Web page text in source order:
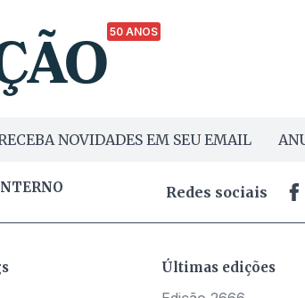
50 ANOS
NOVIDADES EM SEU EMAIL
Redes sociais
Últimas edições